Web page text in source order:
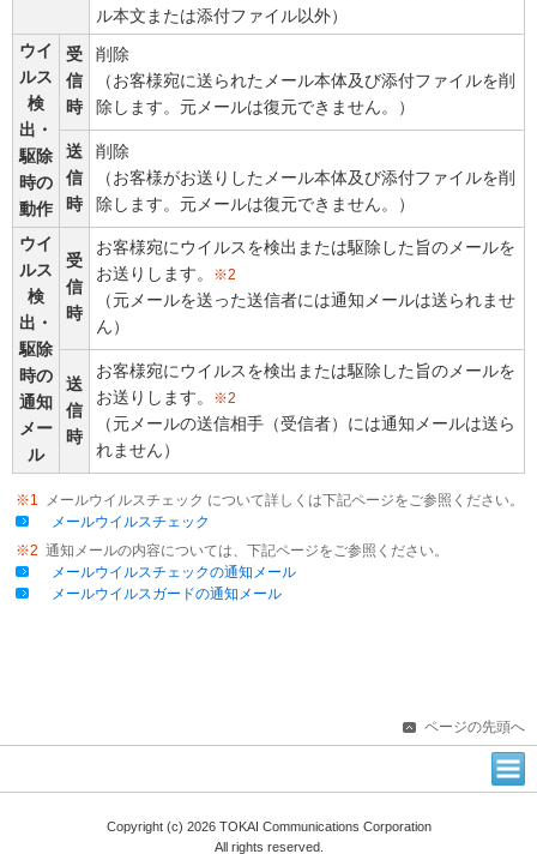
ル本文または添付ファイル以外）
ウイ
ルス
検
出・
駆除
時の
動作
受
信
時
削除
（お客様宛に送られたメール本体及び添付ファイルを削
除します。元メールは復元できません。）
送
信
時
削除
（お客様がお送りしたメール本体及び添付ファイルを削
除します。元メールは復元できません。）
ウイ
ルス
検
出・
駆除
時の
通知
メー
ル
受
信
時
お客様宛にウイルスを検出または駆除した旨のメールを
お送りします。
※2
（元メールを送った送信者には通知メールは送られませ
ん）
送
信
時
お客様宛にウイルスを検出または駆除した旨のメールを
お送りします。
※2
（元メールの送信相手（受信者）には通知メールは送ら
れません）
※1
メールウイルスチェック について詳しくは下記ページをご参照ください。
メールウイルスチェック
※2 通知メールの内容については、下記ページをご参照ください。
メールウイルスチェックの通知メール
メールウイルスガードの通知メール
ページの先頭へ
Copyright (c) 2026 TOKAI Communications Corporation
All rights reserved.